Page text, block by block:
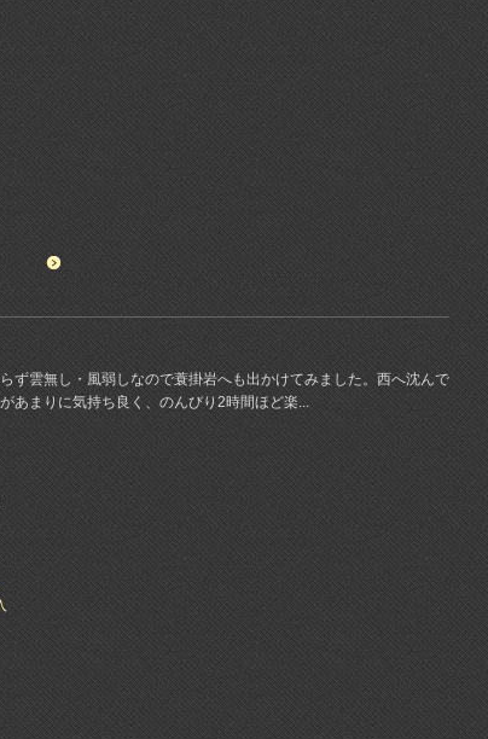
ず雲無し・風弱しなので蓑掛岩へも出かけてみました。西へ沈んで
あまりに気持ち良く、のんびり2時間ほど楽...